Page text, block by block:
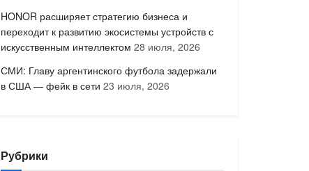
HONOR расширяет стратегию бизнеса и
переходит к развитию экосистемы устройств с
искусственным интеллектом 28 июля, 2026
СМИ: Главу аргентинского футбола задержали
в США — фейк в сети 23 июля, 2026
Рубрики